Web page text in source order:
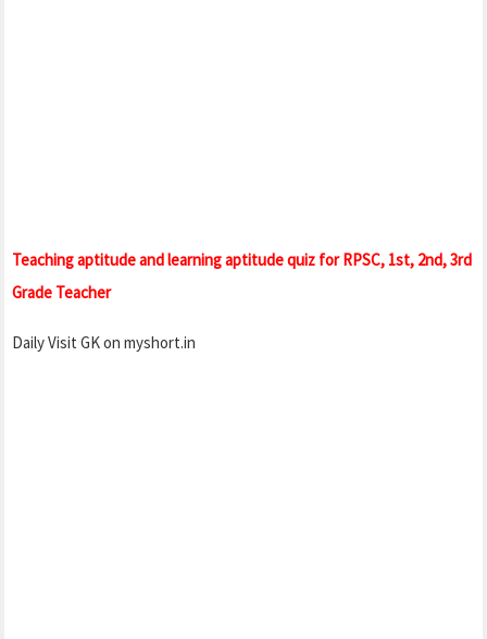
Teaching aptitude and learning aptitude quiz for RPSC, 1st, 2nd, 3rd
Grade Teacher
Daily Visit GK on myshort.in